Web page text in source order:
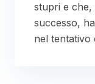
stupri e che,
successo,
nel tentativo